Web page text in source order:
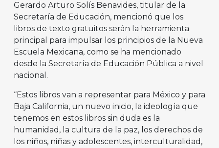
Gerardo Arturo Solís Benavides, titular de la
Secretaría de Educación, mencionó que los
libros de texto gratuitos serán la herramienta
principal para impulsar los principios de la Nueva
Escuela Mexicana, como se ha mencionado
desde la Secretaría de Educación Pública a nivel
nacional.
“Estos libros van a representar para México y para
Baja California, un nuevo inicio, la ideología que
tenemos en estos libros sin duda es la
humanidad, la cultura de la paz, los derechos de
los niños, niñas y adolescentes, interculturalidad,